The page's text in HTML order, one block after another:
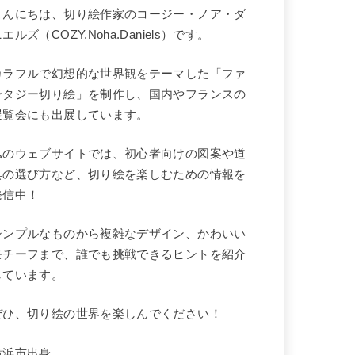
んにちは、切り絵作家のコージー・ノア・ダ
エルズ（COZY.Noha.Daniels）です。
ラフルで幻想的な世界観をテーマした「ファ
タジー切り絵」を制作し、国内やフランスの
覧会にも出展しています。
のウェブサイトでは、初心者向けの図案や道
の選び方など、切り絵を楽しむための情報を
中！
ンプルなものから複雑なデザイン、かわいい
チーフまで、誰でも挑戦できるヒントを紹介
います。
ひ、切り絵の世界を楽しんでください！